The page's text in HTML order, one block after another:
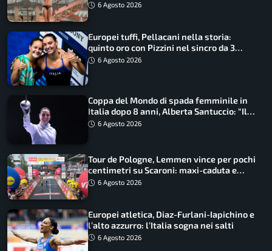
6 Agosto 2026
Europei tuffi, Pellacani nella storia:
quinto oro con Pizzini nel sincro da 3
metri
6 Agosto 2026
Coppa del Mondo di spada femminile in
Italia dopo 8 anni, Alberta Santuccio: “Il
lavoro dà sempre i suoi frutti”
6 Agosto 2026
Tour de Pologne, Lemmen vince per pochi
centimetri su Scaroni: maxi-caduta e
tappa accorciata
6 Agosto 2026
Europei atletica, Diaz-Furlani-Iapichino e
l’alto azzurro: l’Italia sogna nei salti
6 Agosto 2026